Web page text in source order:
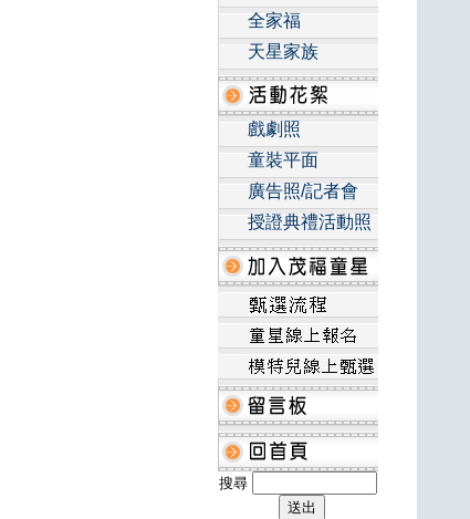
全家福
天星家族
戲劇照
童裝平面
廣告照/記者會
授證典禮活動照
搜尋